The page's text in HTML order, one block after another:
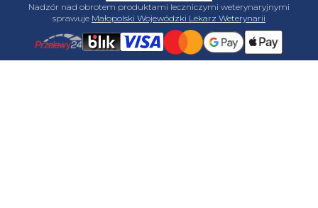
Nadzór nad obrotem produktami leczniczymi weterynaryjnymi
sprawuje Małopolski Wojewódzki Lekarz Weterynarii